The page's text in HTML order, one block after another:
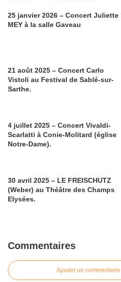
25 janvier 2026 – Concert Juliette
MEY à la salle Gaveau
21 août 2025 – Concert Carlo
Vistoli au Festival de Sablé-sur-
Sarthe.
4 juillet 2025 – Concert Vivaldi-
Scarlatti à Conie-Molitard (église
Notre-Dame).
30 avril 2025 – LE FREISCHUTZ
(Weber) au Théâtre des Champs
Elysées.
Commentaires
Ajouter un commentaire